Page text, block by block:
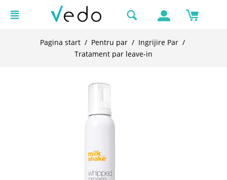
Pagina start / Pentru par / Ingrijire Par /
Tratament par leave-in